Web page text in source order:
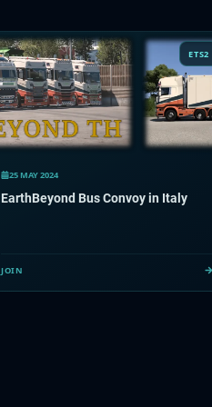
ETS2
25 MAY 2024
EarthBeyond Bus Convoy in Italy
JOIN